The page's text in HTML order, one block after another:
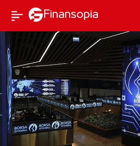
VİOP’ta endeks kontratı
haftaya yükselişle
başladı